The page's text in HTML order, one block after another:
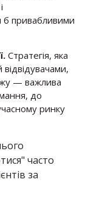
б привабливими
. Стратегія, яка
— важлива
до
ринку
часто
за